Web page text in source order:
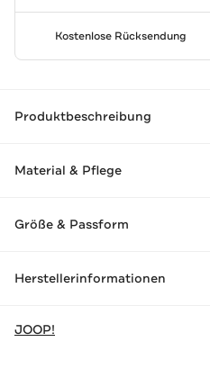
Kostenlose Rücksendung
Produktbeschreibung
Material & Pflege
Größe & Passform
Herstellerinformationen
JOOP!